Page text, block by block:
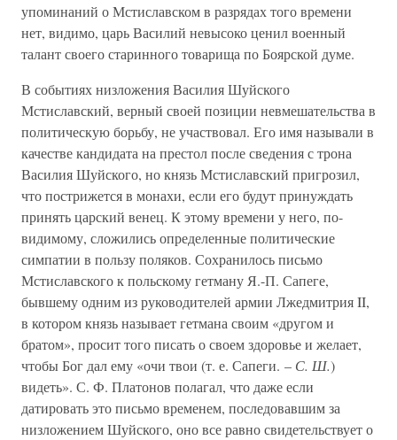
упоминаний о Мстиславском в разрядах того времени
нет, видимо, царь Василий невысоко ценил военный
талант своего старинного товарища по Боярской думе.
В событиях низложения Василия Шуйского
Мстиславский, верный своей позиции невмешательства в
политическую борьбу, не участвовал. Его имя называли в
качестве кандидата на престол после сведения с трона
Василия Шуйского, но князь Мстиславский пригрозил,
что пострижется в монахи, если его будут принуждать
принять царский венец. К этому времени у него, по-
видимому, сложились определенные политические
симпатии в пользу поляков. Сохранилось письмо
Мстиславского к польскому гетману Я.-П. Сапеге,
бывшему одним из руководителей армии Лжедмитрия II,
в котором князь называет гетмана своим «другом и
братом», просит того писать о своем здоровье и желает,
чтобы Бог дал ему «очи твои (т. е. Сапеги. – С. Ш.)
видеть». С. Ф. Платонов полагал, что даже если
датировать это письмо временем, последовавшим за
низложением Шуйского, оно все равно свидетельствует о